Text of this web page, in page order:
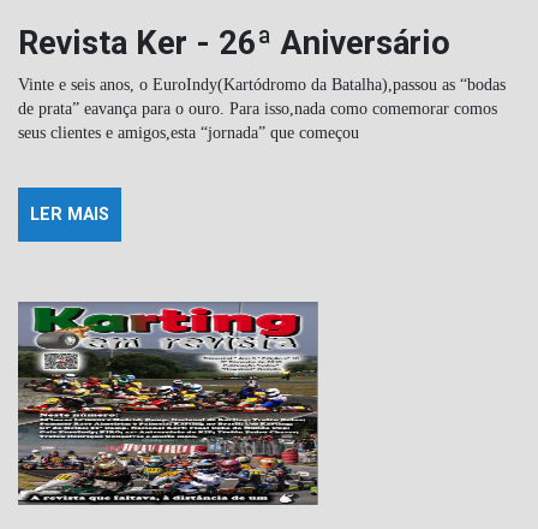
Revista Ker - 26ª Aniversário
Vinte e seis anos, o EuroIndy(Kartódromo da Batalha),passou as “bodas
de prata” eavança para o ouro. Para isso,nada como comemorar comos
seus clientes e amigos,esta “jornada” que começou
LER MAIS